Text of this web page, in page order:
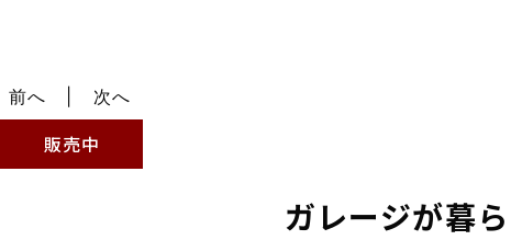
前へ 次へ
販売中
ガレージが暮